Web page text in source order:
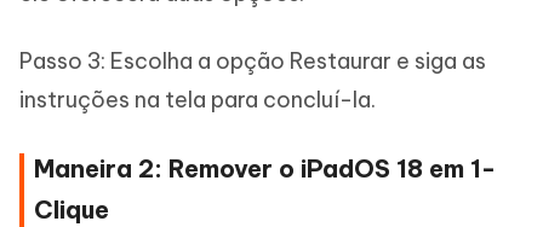
Passo 3: Escolha a opção Restaurar e siga as
instruções na tela para concluí-la.
Maneira 2: Remover o iPadOS 18 em 1-
Clique